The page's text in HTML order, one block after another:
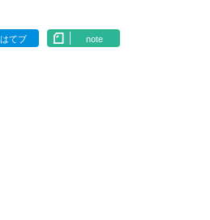
はてブ note